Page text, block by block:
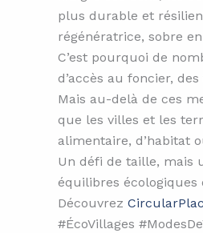
plus durable et
régénératrice, sobre
C’est pourquoi de
d’accès au foncier,
Mais au-delà de ces
que les villes et les
alimentaire, d’habitat
Un défi de taille, mais
équilibres écologiques
Découvrez
#ÉcoVillages